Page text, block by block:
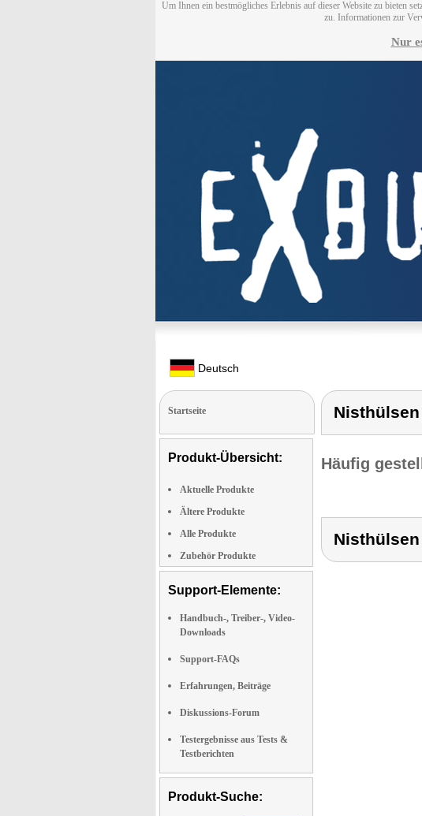
Um Ihnen ein bestmögliches Erlebnis auf dieser Website zu bieten
zu. Informationen zur
Nur
Deutsch
Startseite
Produkt-Übersicht:
Aktuelle Produkte
Ältere Produkte
Alle Produkte
Zubehör Produkte
Support-Elemente:
Handbuch-, Treiber-, Video-
Downloads
Support-FAQs
Erfahrungen, Beiträge
Diskussions-Forum
Testergebnisse aus Tests &
Testberichten
Produkt-Suche:
Nisthülsen
Häufig
Nisthülsen